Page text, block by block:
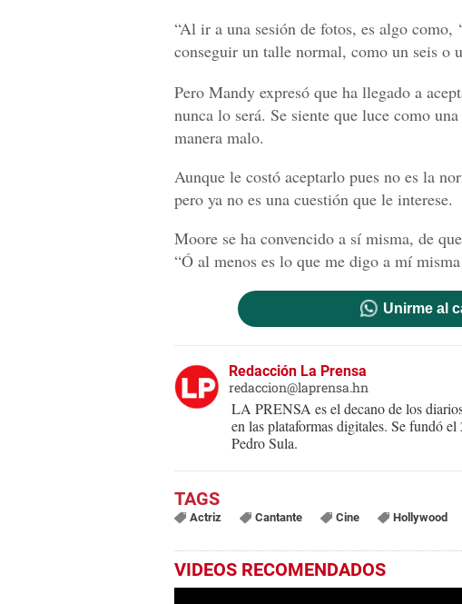
“Al ir a una sesión de fotos, es algo
conseguir un talle normal, como un seis o
Pero Mandy expresó que ha llegado a
nunca lo será. Se siente que luce como
manera malo.
Aunque le costó aceptarlo pues no es la
pero ya no es una cuestión que le interese.
Moore se ha convencido a sí misma, de
“Ó al menos es lo que me digo a mí
Unirme al
Redacción La Prensa
redaccion@laprensa.hn
LA PRENSA es el decano de los
en las plataformas digitales. Se fundó
Pedro Sula.
Actriz Cantante Cine Hollywood
VIDEOS RECOMENDADOS